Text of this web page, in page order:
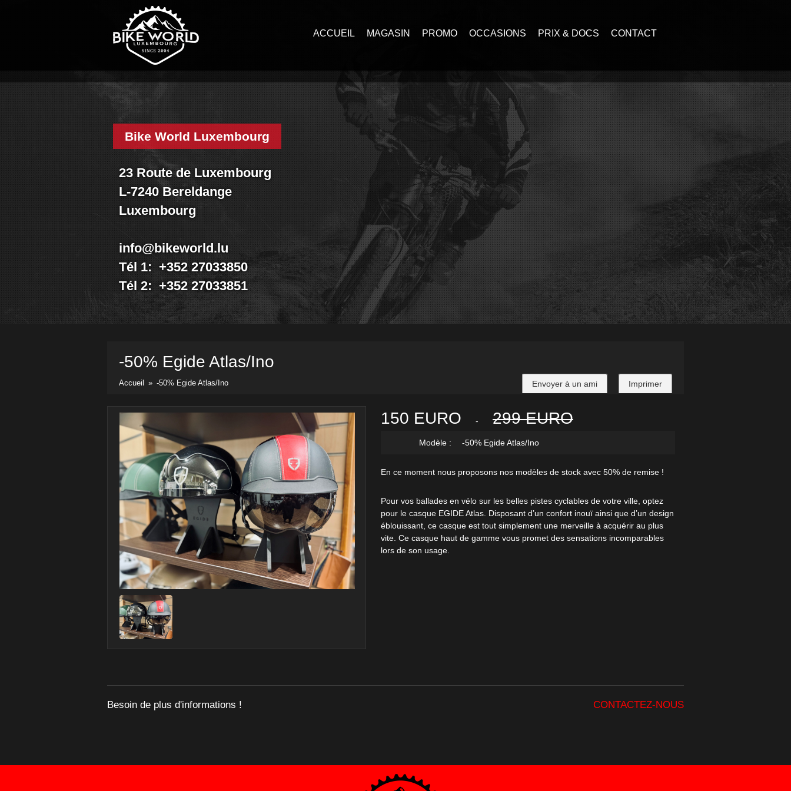
Nos marques
Nos réalisations
Vélos
Prix & docs
Listes des prix
ACCUEIL MAGASIN PROMO OCCASIONS PRIX & DOCS CONTACT
Bike World Luxembourg
23 Route de Luxembourg
L-7240 Bereldange
Luxembourg
info@bikeworld.lu
Tél 1: +352 27033850
Tél 2: +352 27033851
-50% Egide Atlas/Ino
Accueil » -50% Egide Atlas/Ino Envoyer à un ami Imprimer
150 EURO - 299 EURO
Modèle : -50% Egide Atlas/Ino
En ce moment nous proposons nos modèles de stock avec 50% de remise !
Pour vos ballades en vélo sur les belles pistes cyclables de votre ville, optez
pour le casque EGIDE Atlas. Disposant d’un confort inouï ainsi que d’un design
éblouissant, ce casque est tout simplement une merveille à acquérir au plus
vite. Ce casque haut de gamme vous promet des sensations incomparables
lors de son usage.
Besoin de plus d'informations ! CONTACTEZ-NOUS